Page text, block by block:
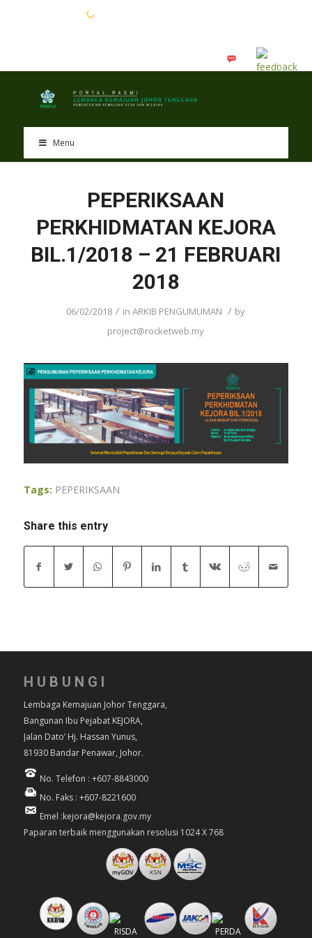
Menu
PEPERIKSAAN
PERKHIDMATAN KEJORA
BIL.1/2018 – 21 FEBRUARI
2018
06/02/2018 / inARKIB PENGUMUMAN / by
project@rocketweb.my
Tags: PEPERIKSAAN
Share this entry
HUBUNGI
Lembaga Kemajuan Johor Tenggara,
Bangunan Ibu Pejabat KEJORA,
Jalan Dato’ Hj. Hassan Yunus,
81930 Bandar Penawar, Johor.
No. Telefon : +607-8843000
No. Faks : +607-8221600
Emel :kejora@kejora.gov.my
Paparan terbaik menggunakan resolusi 1024 X 768